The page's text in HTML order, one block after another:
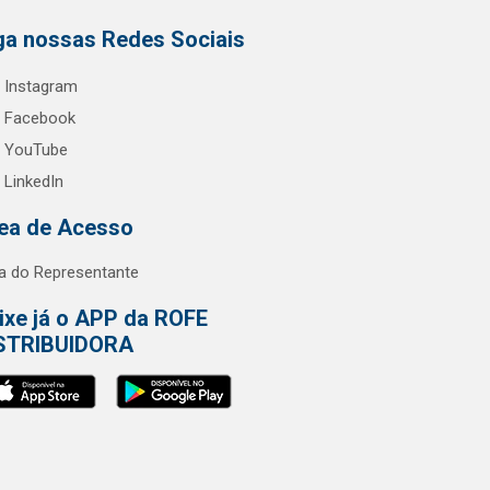
nossas Redes Sociais
Instagram
Facebook
YouTube
LinkedIn
de Acesso
do Representante
já o APP da ROFE